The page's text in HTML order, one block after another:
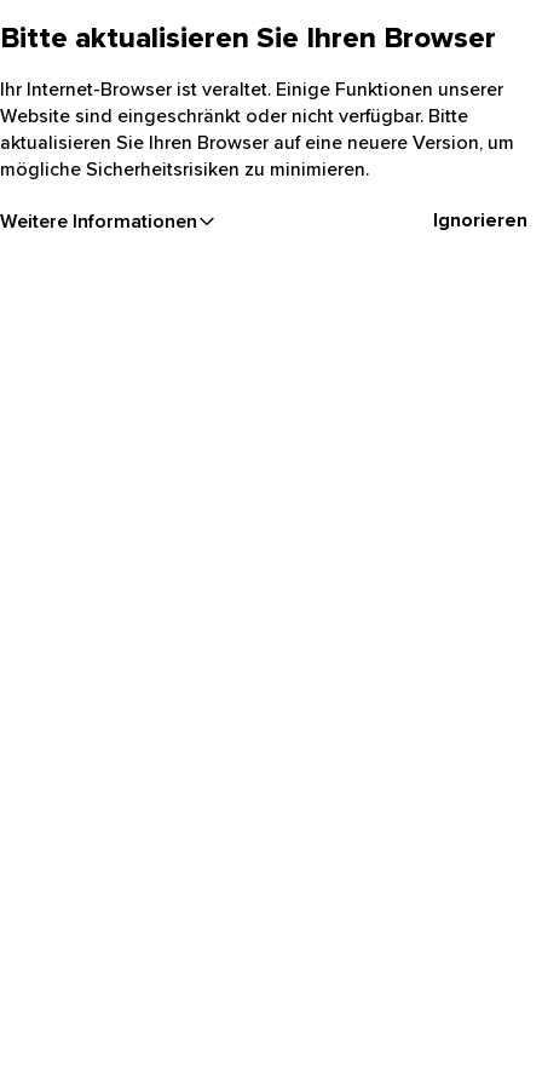
Bitte aktualisieren Sie Ihren Browser
Ihr Internet-Browser ist veraltet. Einige Funktionen unserer
Website sind eingeschränkt oder nicht verfügbar. Bitte
aktualisieren Sie Ihren Browser auf eine neuere Version, um
mögliche Sicherheitsrisiken zu minimieren.
Weitere Informationen Ignorieren